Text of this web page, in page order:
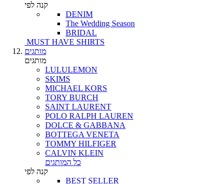
קנה לפי
DENIM
The Wedding Season
BRIDAL
MUST HAVE SHIRTS
מותגים
מותגים
LULULEMON
SKIMS
MICHAEL KORS
TORY BURCH
SAINT LAURENT
POLO RALPH LAUREN
DOLCE & GABBANA
BOTTEGA VENETA
TOMMY HILFIGER
CALVIN KLEIN
כל המותגים
קנה לפי
BEST SELLER